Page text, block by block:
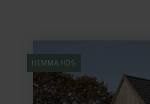
HEMMA HOS